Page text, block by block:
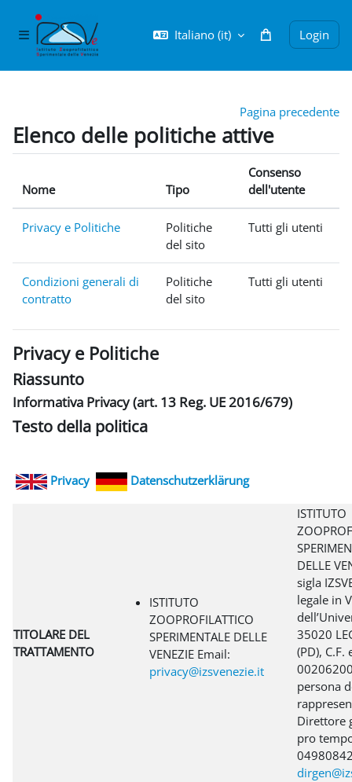
Pannello laterale Italiano ‎(it)‎ Login
Pagina precedente
Elenco delle politiche attive
Nome Tipo
Consenso
dell'utente
Privacy e Politiche
Politiche
del sito
Tutti gli utenti
Condizioni generali di
contratto
Politiche
del sito
Tutti gli utenti
Privacy e Politiche
Riassunto
Informativa Privacy (art. 13 Reg. UE 2016/679)
Testo della politica
Privacy Datenschutzerklärung
TITOLARE DEL
TRATTAMENTO
ISTITUTO
ZOOPROFILATTICO
SPERIMENTALE DELLE
VENEZIE Email:
privacy@izsvenezie.it
ISTITUTO
DELLE
sigla
legale in
35020
(PD), C.F.
persona
Direttore
pro